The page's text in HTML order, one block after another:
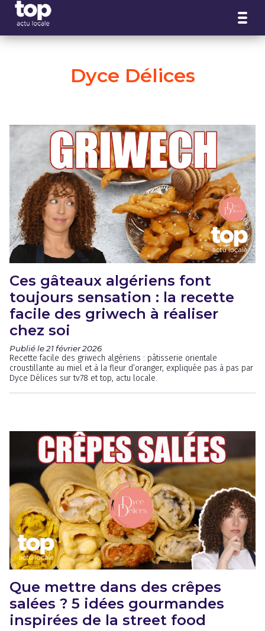
Dyce Délices
Ces gâteaux algériens font
toujours sensation : la recette
facile des griwech à réaliser
chez soi
Publié le 21 février 2026
Recette facile des griwech algériens : pâtisserie orientale
croustillante au miel et à la fleur d’oranger, expliquée pas à pas par
Dyce Délices sur tv78 et top, actu locale.
Que mettre dans des crêpes
salées ? 5 idées gourmandes
inspirées de la street food
Panneau de gestion des cookies